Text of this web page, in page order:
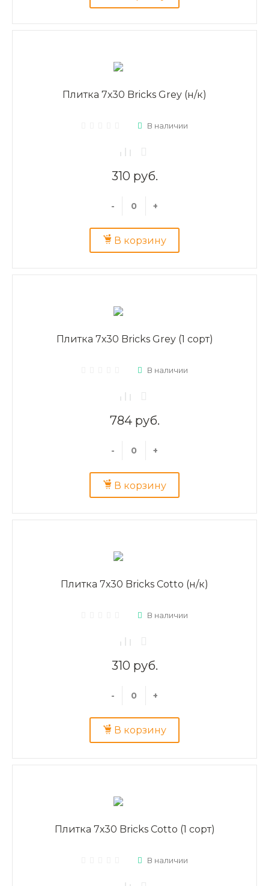
Плитка 7х30 Bricks Grey (н/к)
В наличии
310 руб.
- +
В корзину
Плитка 7х30 Bricks Grey (1 сорт)
В наличии
784 руб.
- +
В корзину
Плитка 7х30 Bricks Cotto (н/к)
В наличии
310 руб.
- +
В корзину
Плитка 7х30 Bricks Cotto (1 сорт)
В наличии